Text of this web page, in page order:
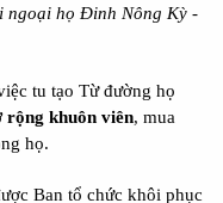
ngoại họ Đinh Nông Kỳ -
tu tạo Từ đường họ
rộng khuôn viên, mua
họ.
Ban tổ chức khôi phục